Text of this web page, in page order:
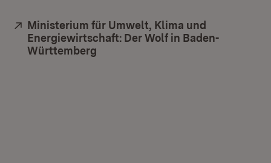
Extern:
Ministerium für Umwelt, Klima und
Energiewirtschaft: Der Wolf in Baden-
Württemberg